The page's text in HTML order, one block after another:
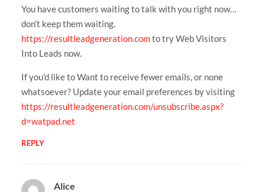
You have customers waiting to talk with you right now…
don’t keep them waiting.
https://resultleadgeneration.comto try Web Visitors
Into Leads now.
If you’d like to Want to receive fewer emails, or none
whatsoever? Update your email preferences by visiting
https://resultleadgeneration.com/unsubscribe.aspx?
d=watpad.net
REPLY
Alice